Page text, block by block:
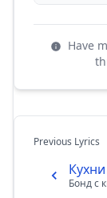
Have
Previous Lyrics
Кухни
Бонд с